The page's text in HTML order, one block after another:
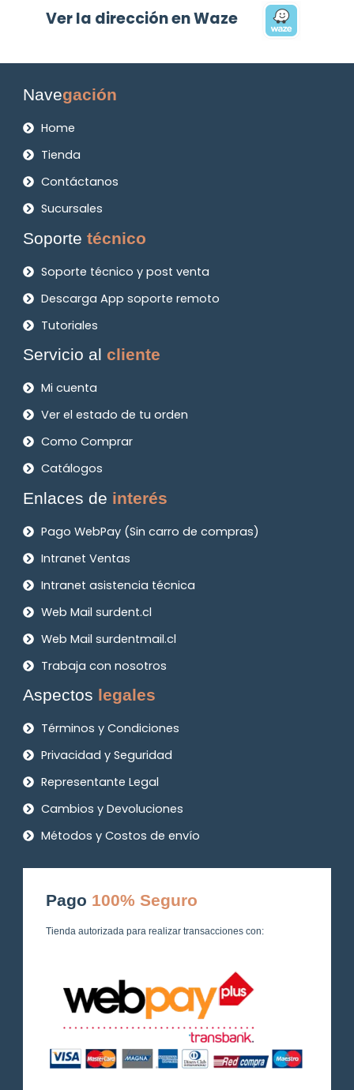
Ver la dirección en Waze
Navegación
Home
Tienda
Contáctanos
Sucursales
Soportetécnico
Soporte técnico y post venta
Descarga App soporte remoto
Tutoriales
Servicio alcliente
Mi cuenta
Ver el estado de tu orden
Como Comprar
Catálogos
Enlaces de interés
Pago WebPay (Sin carro de compras)
Intranet Ventas
Intranet asistencia técnica
Web Mail surdent.cl
Web Mail surdentmail.cl
Trabaja con nosotros
Aspectos legales
Términos y Condiciones
Privacidad y Seguridad
Representante Legal
Cambios y Devoluciones
Métodos y Costos de envío
Pago 100% Seguro
Tienda autorizada para realizar transacciones con: